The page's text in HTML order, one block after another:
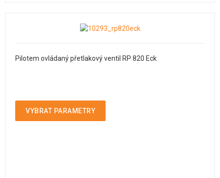
Pilotem ovládaný přetlakový ventil RP 820 Eck
VYBRAT PARAMETRY